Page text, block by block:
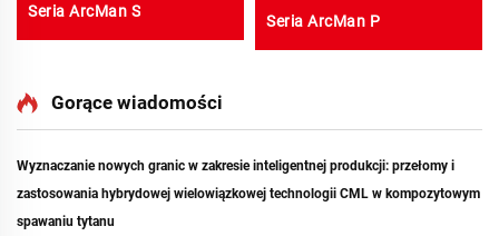
Seria ArcMan S
Seria ArcMan P
Gorące wiadomości
Wyznaczanie nowych granic w zakresie inteligentnej produkcji: przełomy i
zastosowania hybrydowej wielowiązkowej technologii CML w kompozytowym
spawaniu tytanu